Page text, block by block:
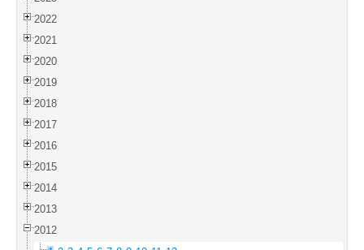
2022
2021
2020
2019
2018
2017
2016
2015
2014
2013
2012